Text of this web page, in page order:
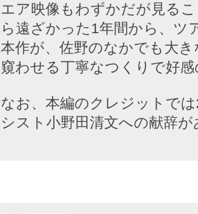
エア映像もわずかだが見る
ら遠ざかった1年間から、ツ
本作が、佐野のなかでも大
窺わせる丁寧なつくりで好
なお、本編のクレジットで
シスト小野田清文への献辞が